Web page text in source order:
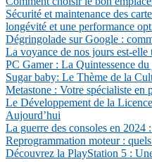
Sécurité et maintenance des
longévité et une performance
Dégringolade sur Google :
La voyance de nos jours est-
PC Gamer : La Quintessence
Sugar baby: Le Thème de la
Metastone : Votre spécialiste en
Le Développement de la
Aujourd’hui
La guerre des consoles en
Reprogrammation moteur :
Découvrez la PlayStation 5 :